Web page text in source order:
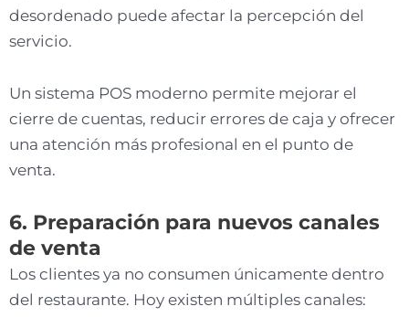
desordenado puede afectar la percepción del
servicio.
Un sistema POS moderno permite mejorar el
cierre de cuentas, reducir errores de caja y ofrecer
una atención más profesional en el punto de
venta.
6. Preparación para nuevos canales
de venta
Los clientes ya no consumen únicamente dentro
del restaurante. Hoy existen múltiples canales: